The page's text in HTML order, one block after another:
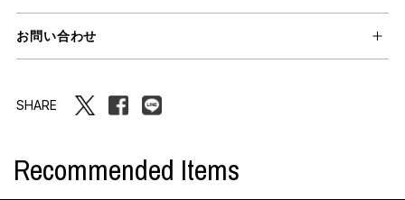
お問い合わせ
SHARE
Recommended Items